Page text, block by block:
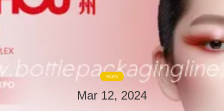
VIDÉOS
À
PROPOS
DE
NEWS
Mar 12, 2024